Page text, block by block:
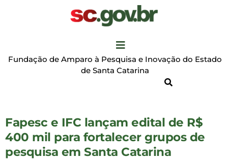
Fundação de Amparo à Pesquisa e Inovação do Estado
de Santa Catarina
Fapesc e IFC lançam edital de R$
400 mil para fortalecer grupos de
pesquisa em Santa Catarina